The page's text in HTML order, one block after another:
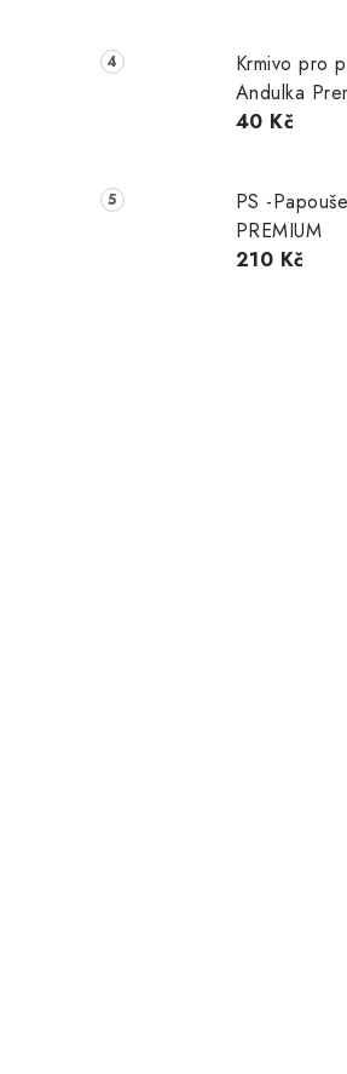
Krmivo pro
Andulka
40 Kč
PS -
PREMIUM
210 Kč